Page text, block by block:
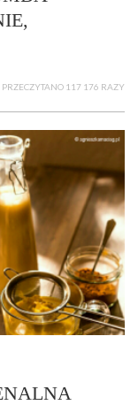
PRZECZYTANO 117 176 RAZY